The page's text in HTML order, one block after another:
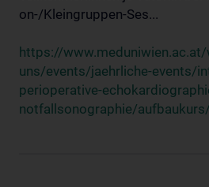
on-/Kleingruppen-Ses...
https://
uns/events/jaehrliche-events/
perioperative-
notfallsonographie/aufbaukurs/